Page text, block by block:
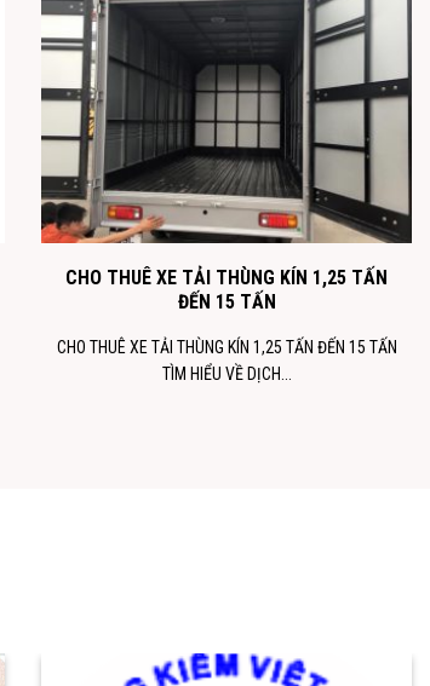
CHO THUÊ XE TẢI THÙNG KÍN 1,25 TẤN
ĐẾN 15 TẤN
CHO THUÊ XE TẢI THÙNG KÍN 1,25 TẤN ĐẾN 15 TẤN
TÌM HIỂU VỀ DỊCH...